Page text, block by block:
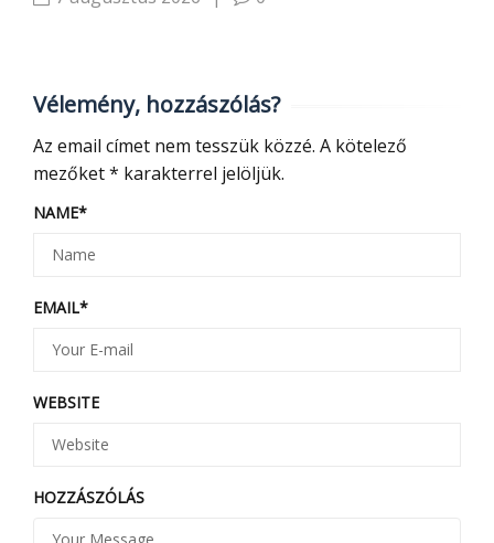
Vélemény, hozzászólás?
Az email címet nem tesszük közzé. A kötelező
mezőket* karakterrel jelöljük.
NAME*
EMAIL*
WEBSITE
HOZZÁSZÓLÁS